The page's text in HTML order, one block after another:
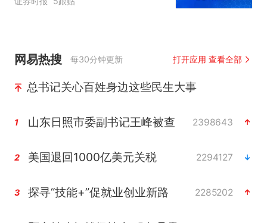
网易热搜 每30分钟更新 打开应用 查看全部
总书记关心百姓身边这些民生大事
1 山东日照市委副书记王峰被查 2398643
2 美国退回1000亿美元关税 2294127
3 探寻“技能+”促就业创业新路 2285202